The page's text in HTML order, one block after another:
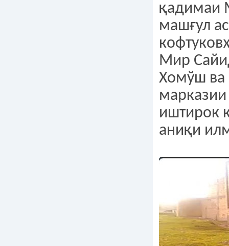
қадимаи
машғул
Мир
Хомўш ва
иштирок
аниқи